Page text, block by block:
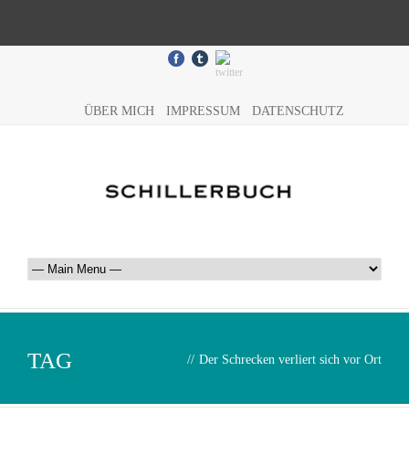
ÜBER MICH IMPRESSUM DATENSCHUTZ
TAG // Der Schrecken verliert sich vor Ort